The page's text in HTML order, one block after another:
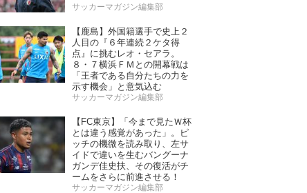
サッカーマガジン編集部
【鹿島】外国籍選手で史上２
人目の『６年連続２ケタ得
点』に挑むレオ・セアラ。
８・７横浜ＦＭとの開幕戦は
「王者である自分たちの力を
示す機会」と意気込む
サッカーマガジン編集部
【FC東京】「今まで見たＷ杯
とは違う感覚があった」。ピ
ッチの機微を読み取り、左サ
イドで違いを生むバングーナ
ガンデ佳史扶、その復活がチ
ームをさらに前進させる！
サッカーマガジン編集部